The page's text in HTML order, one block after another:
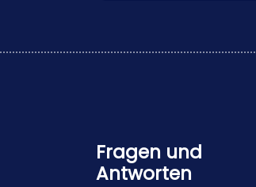
Fragen und
Antworten